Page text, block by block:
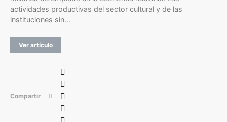
actividades productivas del sector cultural y de las
instituciones sin…
Ver artículo
Compartir